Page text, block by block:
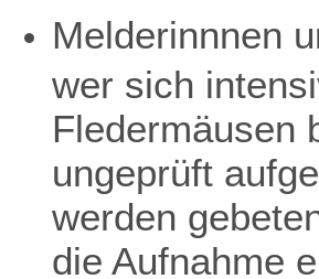
Melderinnnen
wer sich
Fledermäusen
ungeprüft
werden
die Aufnahme